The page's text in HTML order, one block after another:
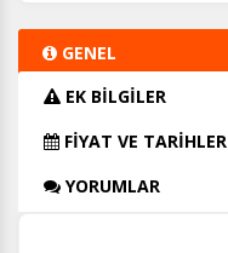
GENEL
EK BİLGİLER
FİYAT VE TARİHLER
YORUMLAR